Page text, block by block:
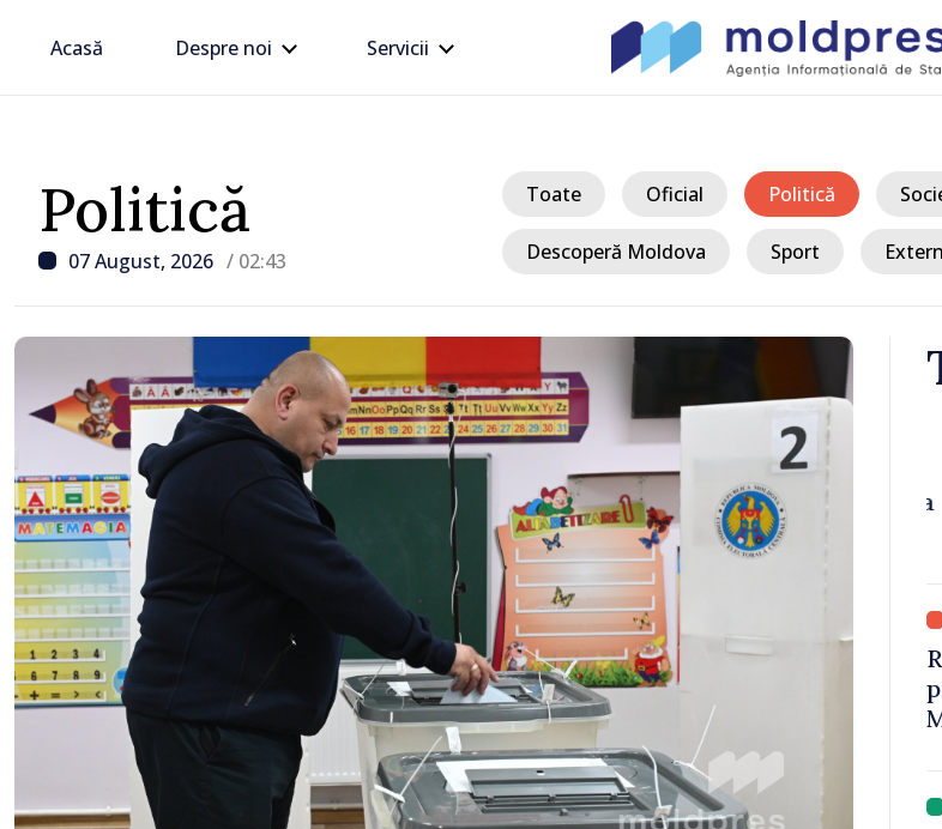
Acasă Despre noi Servicii
Politică
07 August, 2026 / 02:43
Toate Oficial Politică
Descoperă Moldova Sport
/ Acum 3 ore
Linia electrică de 330 kV Bălți–
Dnestrovsk, grav avariată în urma
calamităților naturale